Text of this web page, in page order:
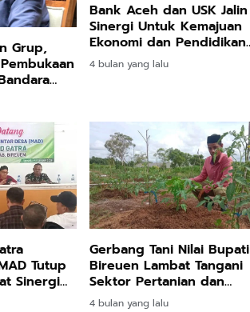
Grup,
Bank Aceh dan USK Jalin
Sinergi Untuk Kemajuan
Ekonomi dan Pendidikan
Aceh
4 bulan yang lalu
Tutup
Sinergi
Gerbang Tani Nilai Bupati
Bireuen Lambat Tangani
Sektor Pertanian dan
Perikanan
4 bulan yang lalu